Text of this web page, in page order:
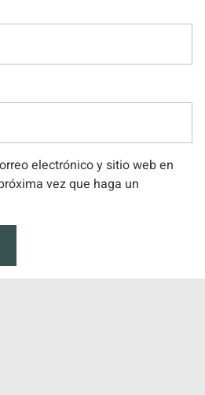
electrónico y sitio web en
vez que haga un